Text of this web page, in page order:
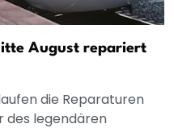
August repariert
die Reparaturen
des legendären